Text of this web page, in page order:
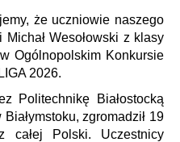
że uczniowie naszego
Wesołowski z klasy
Ogólnopolskim Konkursie
2026.
Politechnikę Białostocką
zgromadził 19
całej Polski. Uczestnicy